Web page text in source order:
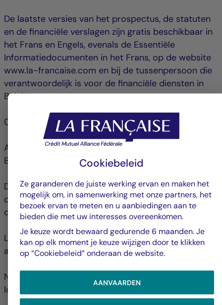
De laatste versies van het prospectus, de statuten
en de financiële verslagen zijn gratis beschikbaar in
het Frans en Engels, evenals de Essentiële
Informatiedocumenten in het Frans, op de website
www.la-francaise.com en bij de tussenpersoon die
verantwoordelijk is voor de financiële diensten in
België:
CACEIS Belgium S.A.
Avenue du Port 86C, boite 320
B-1000 Bruxelles
De netto-inventariswaarde wordt gepubliceerd op
de website www.fundinfo.com en is verkrijgbaar bij
de financiële tussenpersoon in België.
Lees het essentiëleinformatiedocument aandachtig
alvorens te beleggen.
Neem contact op met uw financieel adviseur of
lokale distributeur als u meer informatie wenst.
Cookiebeleid
Ze garanderen de juiste werking ervan en maken het
mogelijk om, in samenwerking met onze partners, het
bezoek ervan te meten en u aanbiedingen aan te
bieden die met uw interesses overeenkomen.
Je keuze wordt bewaard gedurende 6 maanden. Je
kan op elk moment je keuze wijzigen door te klikken
op “Cookiebeleid” onderaan de website.
AANVAARDEN